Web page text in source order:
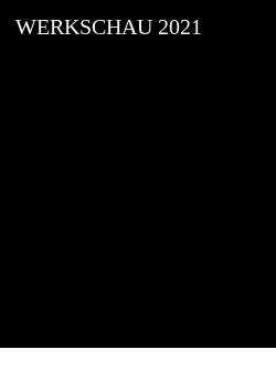
WERKSCHAU 2021